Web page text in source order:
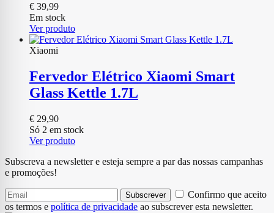
€ 39,99
Em stock
Ver produto
Xiaomi
Fervedor Elétrico Xiaomi Smart
Glass Kettle 1.7L
€ 29,90
Só 2 em stock
Ver produto
Subscreva a newsletter e esteja sempre a par das nossas campanhas
e promoções!
Subscrever
Confirmo que aceito
os termos e política de privacidade ao subscrever esta newsletter.